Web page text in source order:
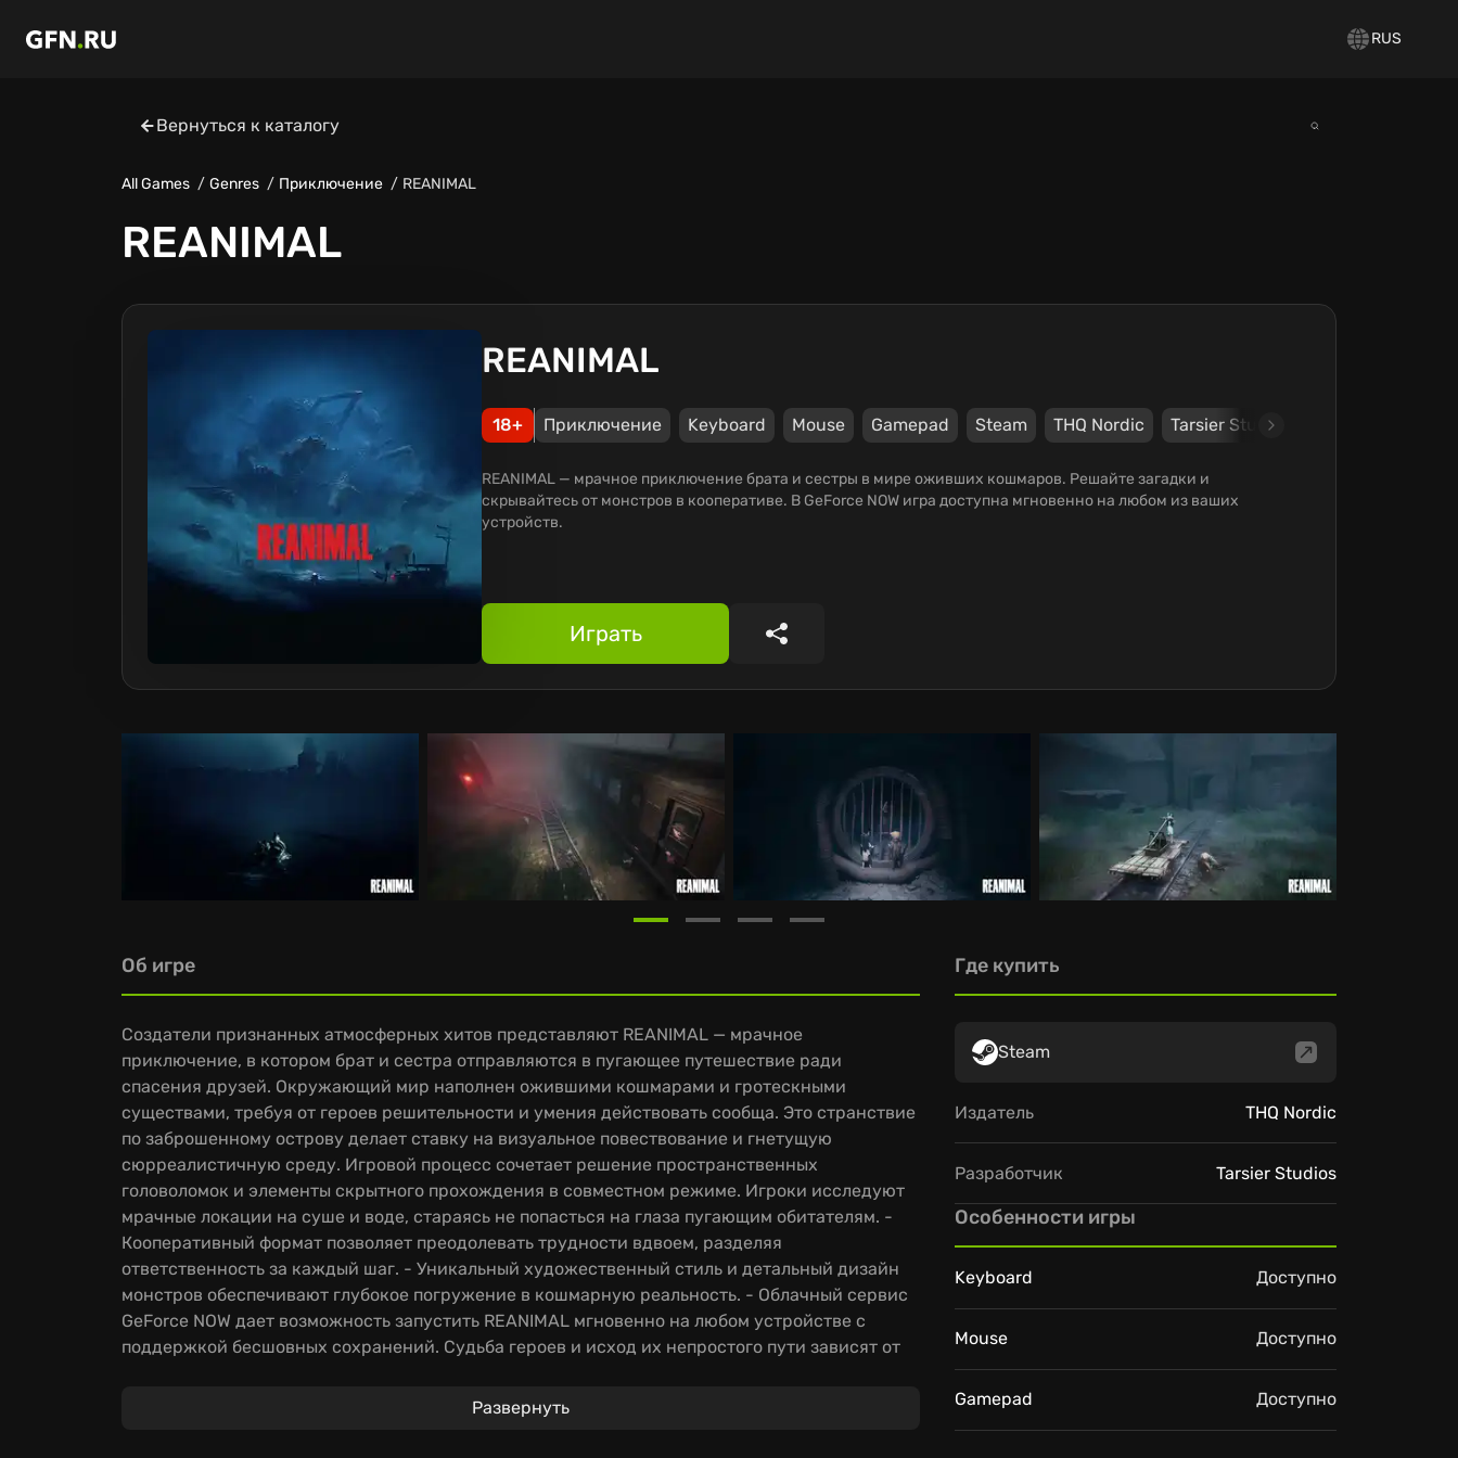
RUS
Вернуться к каталогу
All Games Genres Приключение REANIMAL
REANIMAL
REANIMAL
18+ Приключение Keyboard Mouse Gamepad Steam THQ Nordic Tarsier Studios
REANIMAL — мрачное приключение брата и сестры в мире оживших кошмаров. Решайте загадки и
скрывайтесь от монстров в кооперативе. В GeForce NOW игра доступна мгновенно на любом из ваших
устройств.
Играть Поделиться
Об игре
Создатели признанных атмосферных хитов представляют REANIMAL — мрачное
приключение, в котором брат и сестра отправляются в пугающее путешествие ради
спасения друзей. Окружающий мир наполнен ожившими кошмарами и гротескными
существами, требуя от героев решительности и умения действовать сообща. Это странствие
по заброшенному острову делает ставку на визуальное повествование и гнетущую
сюрреалистичную среду. Игровой процесс сочетает решение пространственных
головоломок и элементы скрытного прохождения в совместном режиме. Игроки исследуют
мрачные локации на суше и воде, стараясь не попасться на глаза пугающим обитателям. -
Кооперативный формат позволяет преодолевать трудности вдвоем, разделяя
ответственность за каждый шаг. - Уникальный художественный стиль и детальный дизайн
монстров обеспечивают глубокое погружение в кошмарную реальность. - Облачный сервис
GeForce NOW дает возможность запустить REANIMAL мгновенно на любом устройстве с
поддержкой бесшовных сохранений. Судьба героев и исход их непростого пути зависят от
Развернуть
Где купить
Steam
Издатель THQ Nordic
Разработчик Tarsier Studios
Особенности игры
Keyboard Доступно
Mouse Доступно
Gamepad Доступно